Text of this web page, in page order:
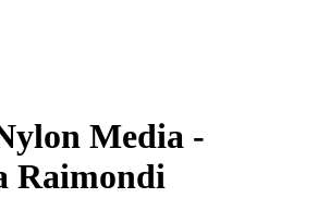
Media -
Raimondi